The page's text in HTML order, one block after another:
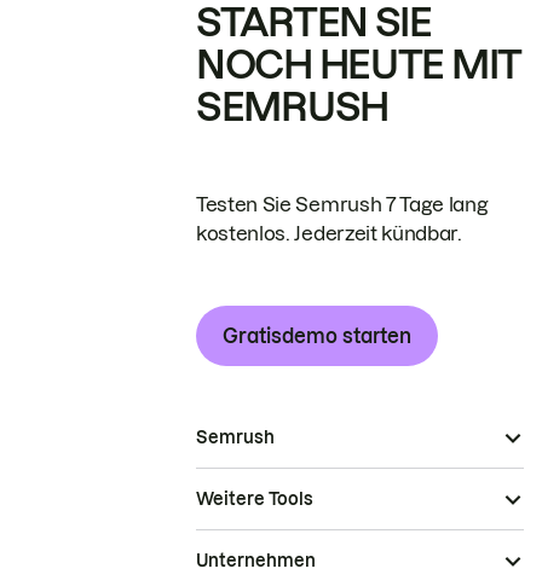
STARTEN SIE
NOCH HEUTE MIT
SEMRUSH
Testen Sie Semrush 7 Tage lang
kostenlos. Jederzeit kündbar.
Gratisdemo starten
Semrush
Weitere Tools
Unternehmen